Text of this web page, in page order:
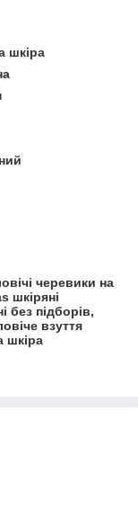
шкіра
черевики на
шкіряні
без підборів,
взуття
шкіра